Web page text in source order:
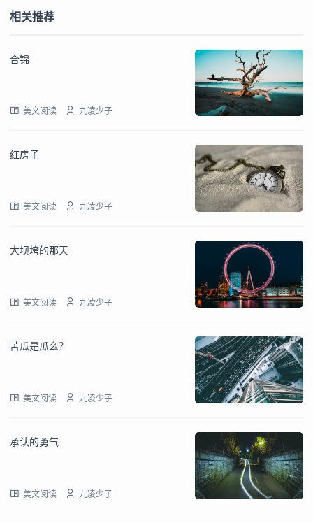
相关推荐
合锦
美文阅读 九凌少子
红房子
美文阅读 九凌少子
大坝垮的那天
美文阅读 九凌少子
苦瓜是瓜么？
美文阅读 九凌少子
承认的勇气
美文阅读 九凌少子